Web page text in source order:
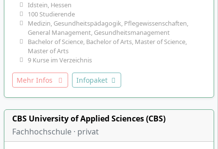
Idstein, Hessen
100 Studierende
Medizin, Gesundheitspädagogik, Pflegewissenschaften,
General Management, Gesundheitsmanagement
Bachelor of Science, Bachelor of Arts, Master of Science,
Master of Arts
9 Kurse im Verzeichnis
Mehr Infos Infopaket
CBS University of Applied Sciences (CBS)
Fachhochschule · privat